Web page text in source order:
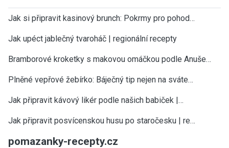
Jak si připravit kasinový brunch: Pokrmy pro pohod…
Jak upéct jablečný tvaroháč | regionální recepty
Bramborové kroketky s makovou omáčkou podle Anuše…
Plněné vepřové žebírko: Báječný tip nejen na sváte…
Jak připravit kávový likér podle našich babiček |…
Jak připravit posvícenskou husu po staročesku | re…
pomazanky-recepty.cz